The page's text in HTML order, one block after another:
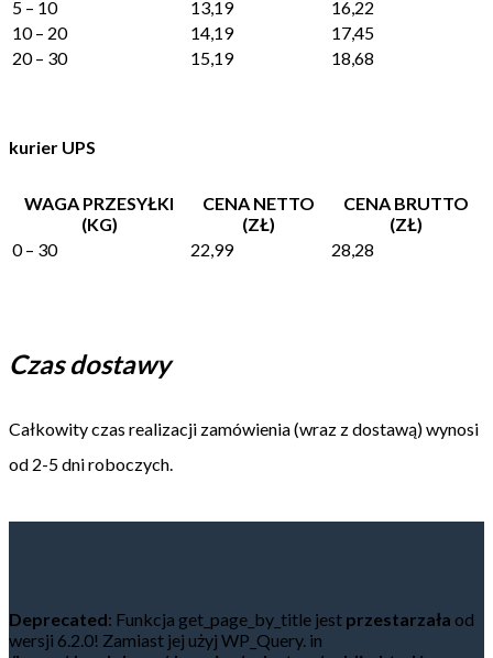
5 – 10
13,19
16,22
10 – 20
14,19
17,45
20 – 30
15,19 18,68
kurier UPS
WAGA PRZESYŁKI
(KG)
CENA NETTO
(ZŁ)
CENA BRUTTO
(ZŁ)
0 – 30
22,99 28,28
Czas dostawy
Całkowity czas realizacji zamówienia (wraz z dostawą) wynosi
od 2-5 dni roboczych.
Deprecated: Funkcja get_page_by_title jest przestarzała od
wersji 6.2.0! Zamiast jej użyj WP_Query. in